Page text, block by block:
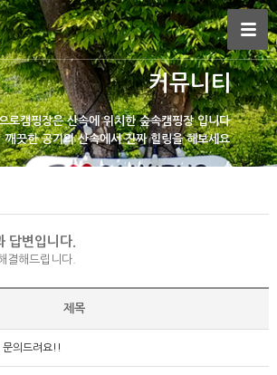
커뮤니티
로캠핑장은산속에 위치한 숲속캠핑장 입니다
깨끗한 공기의 산속에서진짜 힐링을 해보세요
답변입니다.
결해드립니다.
제목
문의드려요!!